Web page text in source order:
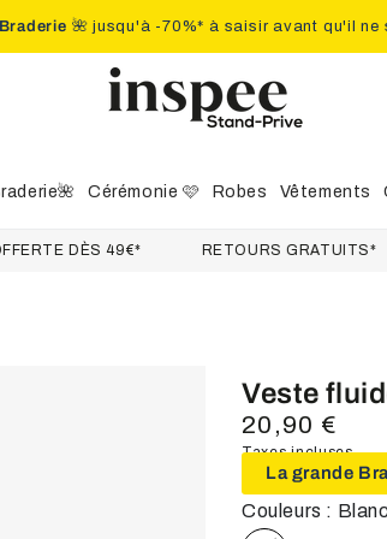
🌺 jusqu'à -70%* à saisir avant qu'il ne
Cérémonie 🩷 Robes Vêtements
DÈS 49€* RETOURS GRATUITS*
Veste
Prix
normal
20,90 €
Taxes incluses.
La grande
Couleurs : Blanc